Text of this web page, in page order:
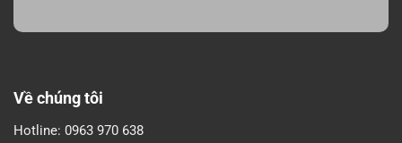
Về chúng tôi
Hotline: 0963 970 638